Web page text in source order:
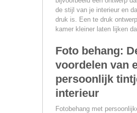
de stijl van je interieur en
druk is. Een te druk
kamer kleiner laten lijken
Foto behang:
voordelen van
persoonlijk
interieur
Fotobehang met